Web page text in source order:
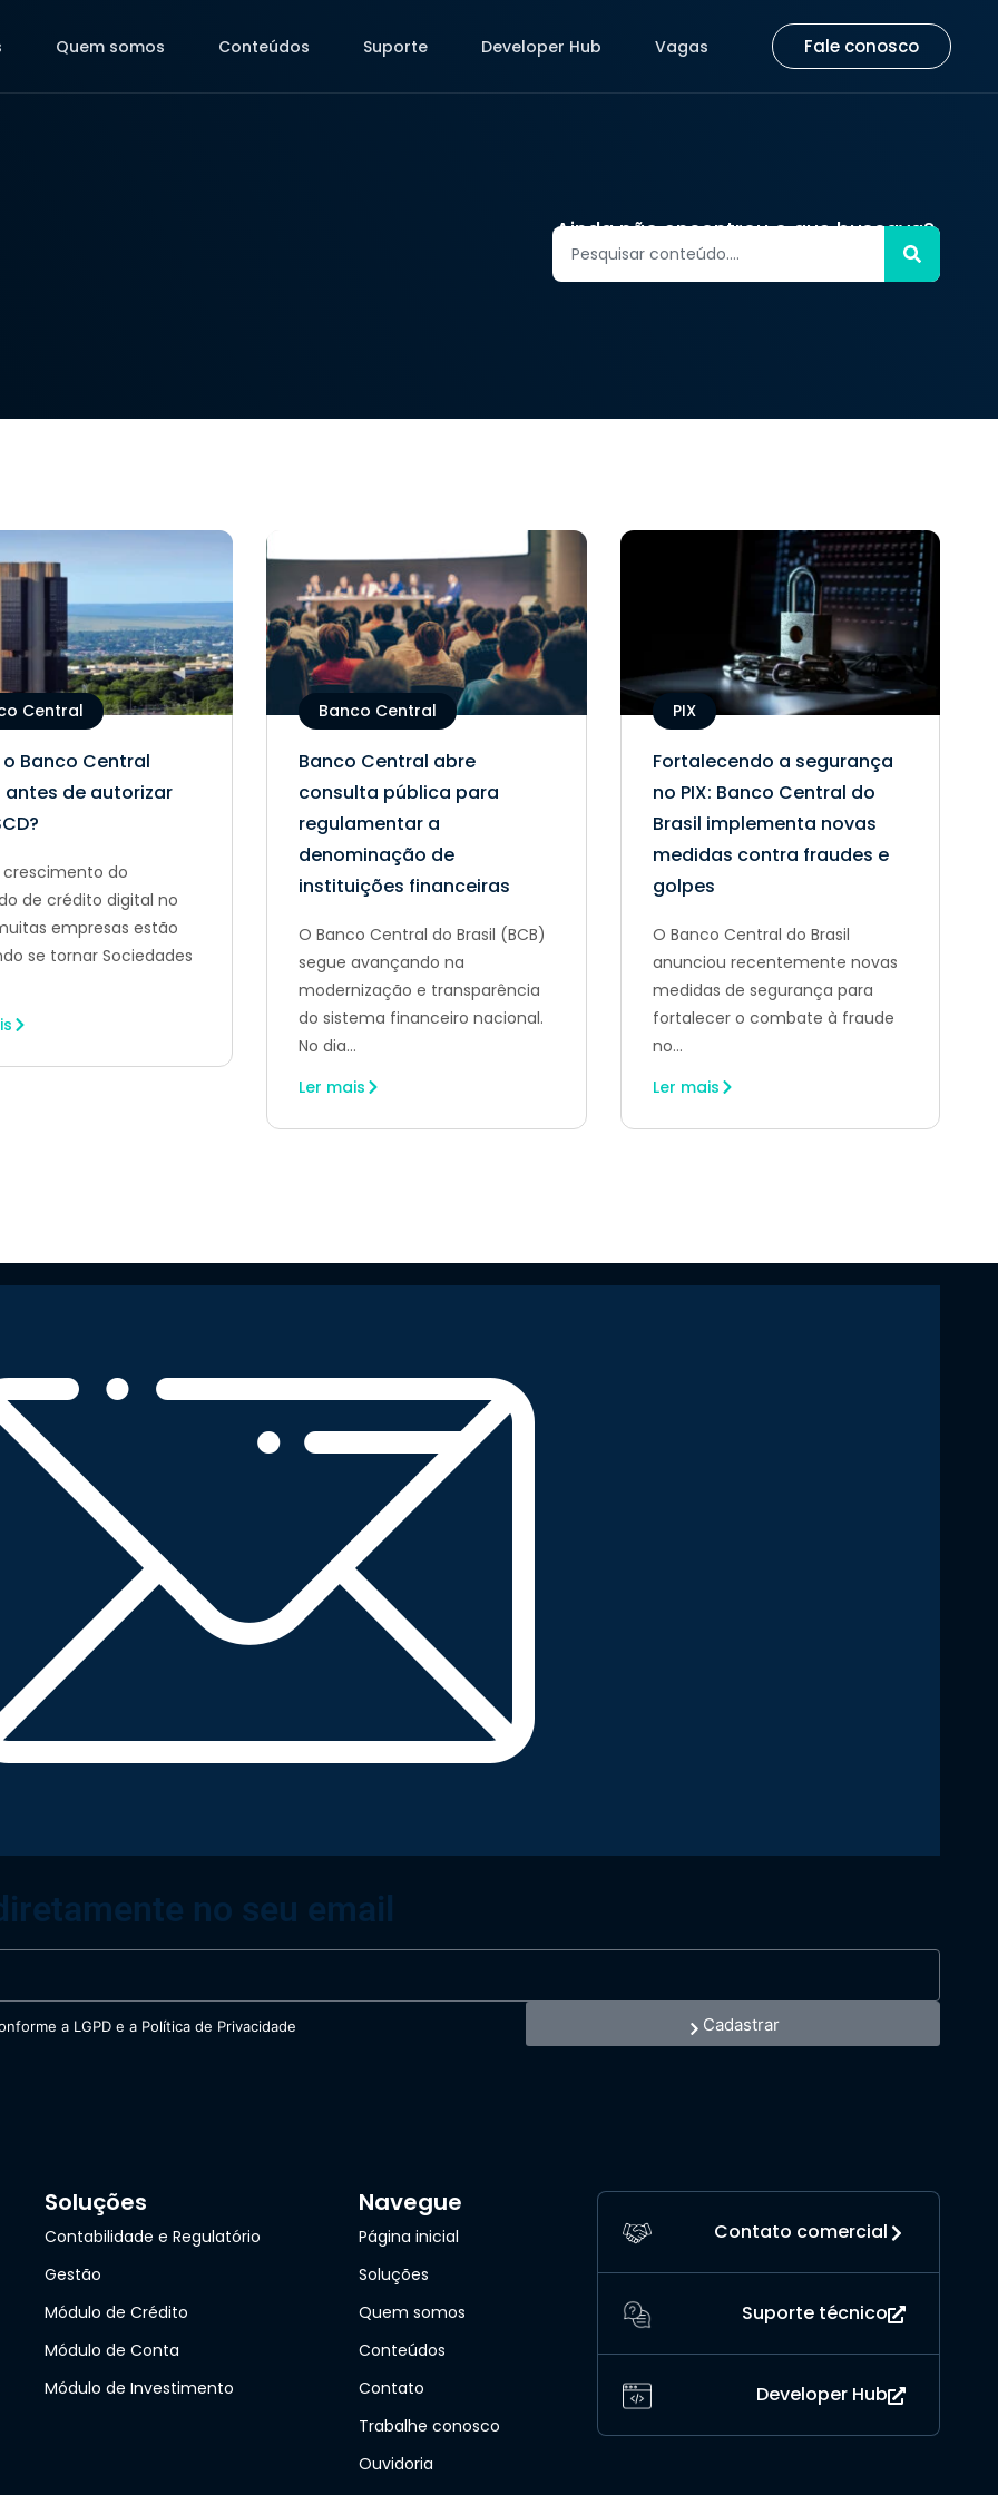
Quem somos Conteúdos Suporte Developer Hub Vagas Fale conosco
Fale conosco
Ainda não encontrou o que buscava?
Central
o Banco Central
antes de autorizar
do
de crédito digital no
empresas estão
se tornar Sociedades
Banco Central
Banco Central abre
consulta pública para
regulamentar a
denominação de
instituições financeiras
O Banco Central do Brasil (BCB)
segue avançando na
modernização e transparência
do sistema financeiro nacional.
No dia...
Ler mais
PIX
Fortalecendo a segurança
no PIX: Banco Central do
Brasil implementa novas
medidas contra fraudes e
golpes
O Banco Central do Brasil
anunciou recentemente novas
medidas de segurança para
fortalecer o combate à fraude
no...
Ler mais
no seu email
a LGPD e a Política de Privacidade Cadastrar
Soluções
Contabilidade e Regulatório
Gestão
Módulo de Crédito
Módulo de Conta
Módulo de Investimento
Navegue
Página inicial
Soluções
Quem somos
Conteúdos
Contato
Trabalhe conosco
Ouvidoria
Contato comercial
Suporte técnico
Developer Hub